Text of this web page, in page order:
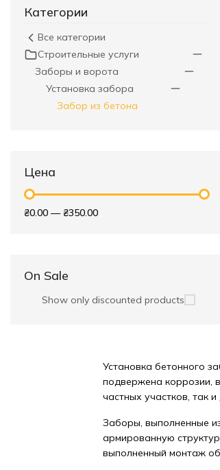
Категории
Все категории
Строительные услуги
Заборы и ворота
Установка забора
Забор из бетона
Цена
₴0.00 — ₴350.00
On Sale
Show only discounted products
Установка бетонного
подвержена коррозии,
частных участков, так
Заборы, выполненные
армированную
выполненный монтаж